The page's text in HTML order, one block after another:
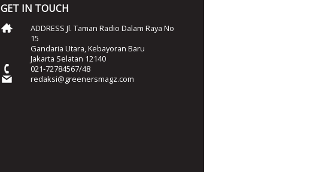
GET IN TOUCH
ADDRESS Jl. Taman Radio Dalam Raya No
15
Gandaria Utara, Kebayoran Baru
Jakarta Selatan 12140
021-72784567/48
redaksi@greenersmagz.com